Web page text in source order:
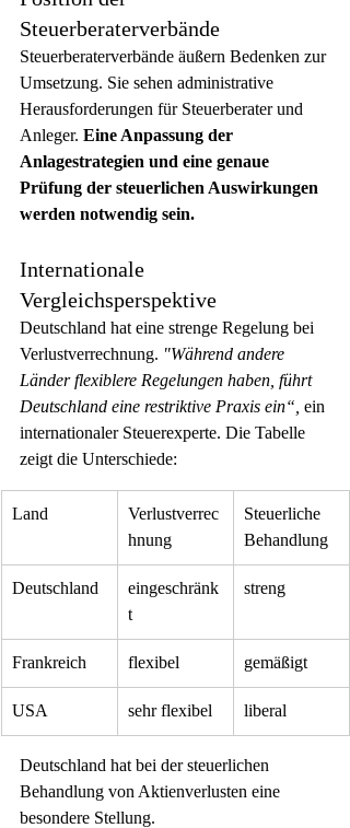
Steuerberaterverbände
Steuerberaterverbände äußern Bedenken zur
Umsetzung. Sie sehen administrative
Herausforderungen für Steuerberater und
Anleger. Eine Anpassung der
Anlagestrategien und eine genaue
Prüfung der steuerlichen Auswirkungen
werden notwendig sein.
Internationale
Vergleichsperspektive
Deutschland hat eine strenge Regelung bei
Verlustverrechnung. "Während andere
Länder flexiblere Regelungen haben, führt
Deutschland eine restriktive Praxis ein“, ein
internationaler Steuerexperte. Die Tabelle
zeigt die Unterschiede:
Land
Verlustverrec
hnung
Steuerliche
Behandlung
Deutschland
eingeschränk
t
streng
Frankreich flexibel gemäßigt
USA sehr flexibel liberal
Deutschland hat bei der steuerlichen
Behandlung von Aktienverlusten eine
besondere Stellung.